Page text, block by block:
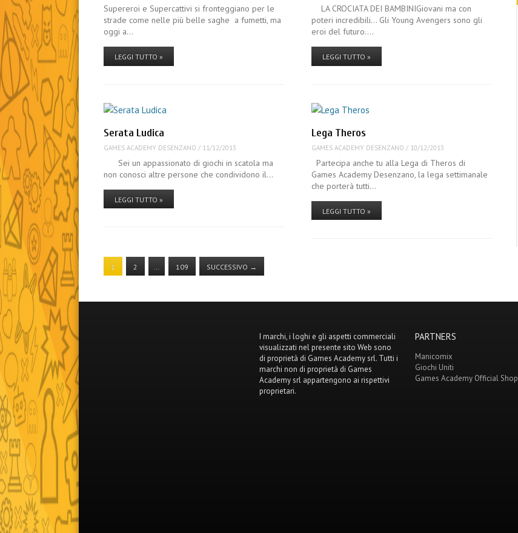
Supereroi e Supercattivi si fronteggiano per le
strade come nelle più belle saghe a fumetti, ma
oggi a…
LEGGI TUTTO »
LA CROCIATA DEI BAMBINIGiovani ma con
poteri incredibili… Gli Young Avengers sono gli
eroi del futuro.…
LEGGI TUTTO »
Serata Ludica
GAMES ACADEMY DESENZANO / 11/12/2013
Sei un appassionato di giochi in scatola ma
non conosci altre persone che condividono il…
LEGGI TUTTO »
Lega Theros
GAMES ACADEMY DESENZANO / 10/12/2013
Partecipa anche tu alla Lega di Theros di
Games Academy Desenzano, la lega settimanale
che porterà tutti…
LEGGI TUTTO »
1 2 109 SUCCESSIVO →
I marchi, i loghi e gli aspetti commerciali
visualizzati nel presente sito Web sono
di proprietà di Games Academy srl. Tutti i
marchi non di proprietà di Games
Academy srl appartengono ai rispettivi
proprietari.
PARTNERS
Manicomix
Giochi Uniti
Games Academy Official Shop